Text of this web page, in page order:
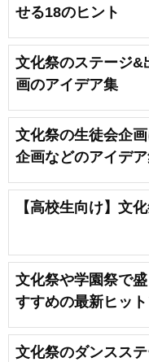
せる18のヒント
文化祭のステージ&
画のアイデア集
文化祭の生徒会企
企画などのアイデ
【高校生向け】文
文化祭や学園祭で
すすめの最新ヒッ
文化祭のダンスス